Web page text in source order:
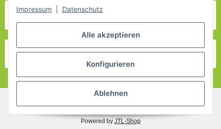
* Alle Preise inkl. gesetzlicher USt., zzgl.Versand
Powered by JTL-Shop
Alle akzeptieren
Konfigurieren
Ablehnen
Impressum Datenschutz